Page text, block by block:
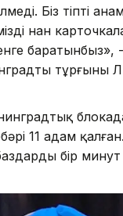
Біз тіпті
нан
баратынбыз», -
тұрғыны
11 адам
бір минут